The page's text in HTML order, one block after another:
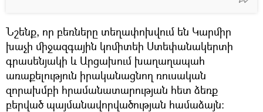
Նշենք, որ բեռները տեղափոխվում են Կարմիր
խաչի միջազգային կոմիտեի Ստեփանակերտի
գրասենյակի և Արցախում խաղաղապահ
առաքելություն իրականացնող ռուսական
զորախմբի հրամանատարության հետ ձեռք
բերված պայմանավորվածության համաձայն։